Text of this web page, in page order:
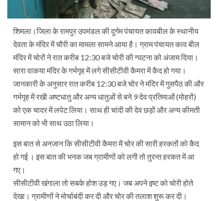
शिमला।जिला के रामपुर उपमंडल की दुर्गम पंचायत कावबील के स्थानीय
देवता के मंदिर में चौरी का मामला सामने आया है। ग्राम पंचायत काव बील
मंदिर में चोरों ने रात करीब 12:30 बजे चोरी की ग्घटना को अंजाम दिया।
सारा वाकया मंदिर के गर्भगृह में लगे सीसीटीवी कैमरा में कैद हो गया।
जानकारी के अनुसार रात करीब 12:30 बजे चोर ने मंदिर में गुसपैठ की और
गर्भगृह में रखी अष्टधातु और अन्य धातुओं से बने 9 देव प्रतिमाओं (मोहरों)
को एक चादर में लपेट लिया। साथ ही चांदी की देव छड़ों और अन्य कीमती
सामान को भी साथ उठा लिया।
इस बात से अनजान कि सीसीटीवी कैमरा में चोर की सारी हरकतों को कैद
हो गई । इस बात की भनक जब ग्रामीणों को लगी तो तुरन्त हरकत में आ
गए।
सीसीटीवी खंगाला तो सबके होश उड़ गए। जब अपने इष्ट को चोरी होते
देखा। ग्रामीणों ने मोर्चाबंदी कर दी और चोर की तलाश शुरू कर दी।